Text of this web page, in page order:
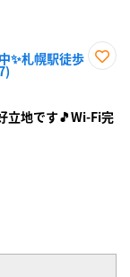
✨札幌駅徒歩
録
立地です🎵Wi-Fi完